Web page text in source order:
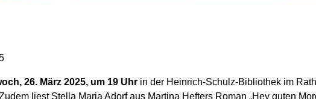
26. März 2025, um 19 Uhr in der Heinrich-Schulz-Bibliothek im
liest Stella Maria Adorf aus Martina Hefters Roman „Hey guten